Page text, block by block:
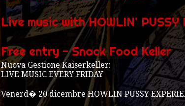
Live music with HOWLIN' PUSSY
Free entry - Snack Food Keller
Nuova Gestione Kaiserkeller:
LIVE MUSIC EVERY FRIDAY
Venerd� 20 dicembre HOWLIN PUSSY